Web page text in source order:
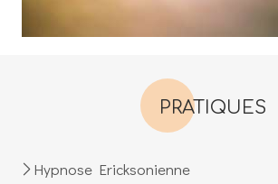
PRATIQUES
Hypnose Ericksonienne